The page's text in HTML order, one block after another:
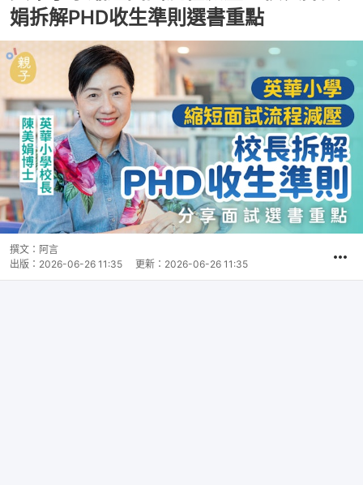
娟拆解PHD收生準則選書重點
撰文： 阿言
出版： 2026-06-26 11:35 更新： 2026-06-26 11:35